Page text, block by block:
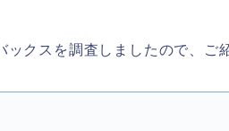
クスを調査しましたので、ご